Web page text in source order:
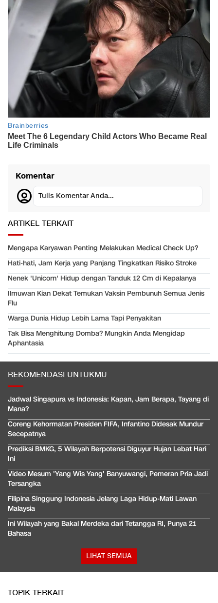
Komentar
Tulis Komentar Anda...
ARTIKEL TERKAIT
Mengapa Karyawan Penting Melakukan Medical Check Up?
Hati-hati, Jam Kerja yang Panjang Tingkatkan Risiko Stroke
Nenek 'Unicorn' Hidup dengan Tanduk 12 Cm di Kepalanya
Ilmuwan Kian Dekat Temukan Vaksin Pembunuh Semua Jenis
Flu
Warga Dunia Hidup Lebih Lama Tapi Penyakitan
Tak Bisa Menghitung Domba? Mungkin Anda Mengidap
Aphantasia
REKOMENDASI UNTUKMU
Jadwal Singapura vs Indonesia: Kapan, Jam Berapa, Tayang di
Mana?
Coreng Kehormatan Presiden FIFA, Infantino Didesak Mundur
Secepatnya
Prediksi BMKG, 5 Wilayah Berpotensi Diguyur Hujan Lebat Hari
Ini
Video Mesum 'Yang Wis Yang' Banyuwangi, Pemeran Pria Jadi
Tersangka
Filipina Singgung Indonesia Jelang Laga Hidup-Mati Lawan
Malaysia
Ini Wilayah yang Bakal Merdeka dari Tetangga RI, Punya 21
Bahasa
LIHAT SEMUA
TOPIK TERKAIT